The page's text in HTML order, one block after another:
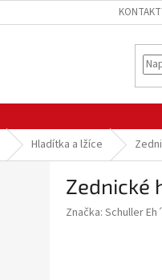
Hladítka a lžíce
Zednické
Značka: Schuller